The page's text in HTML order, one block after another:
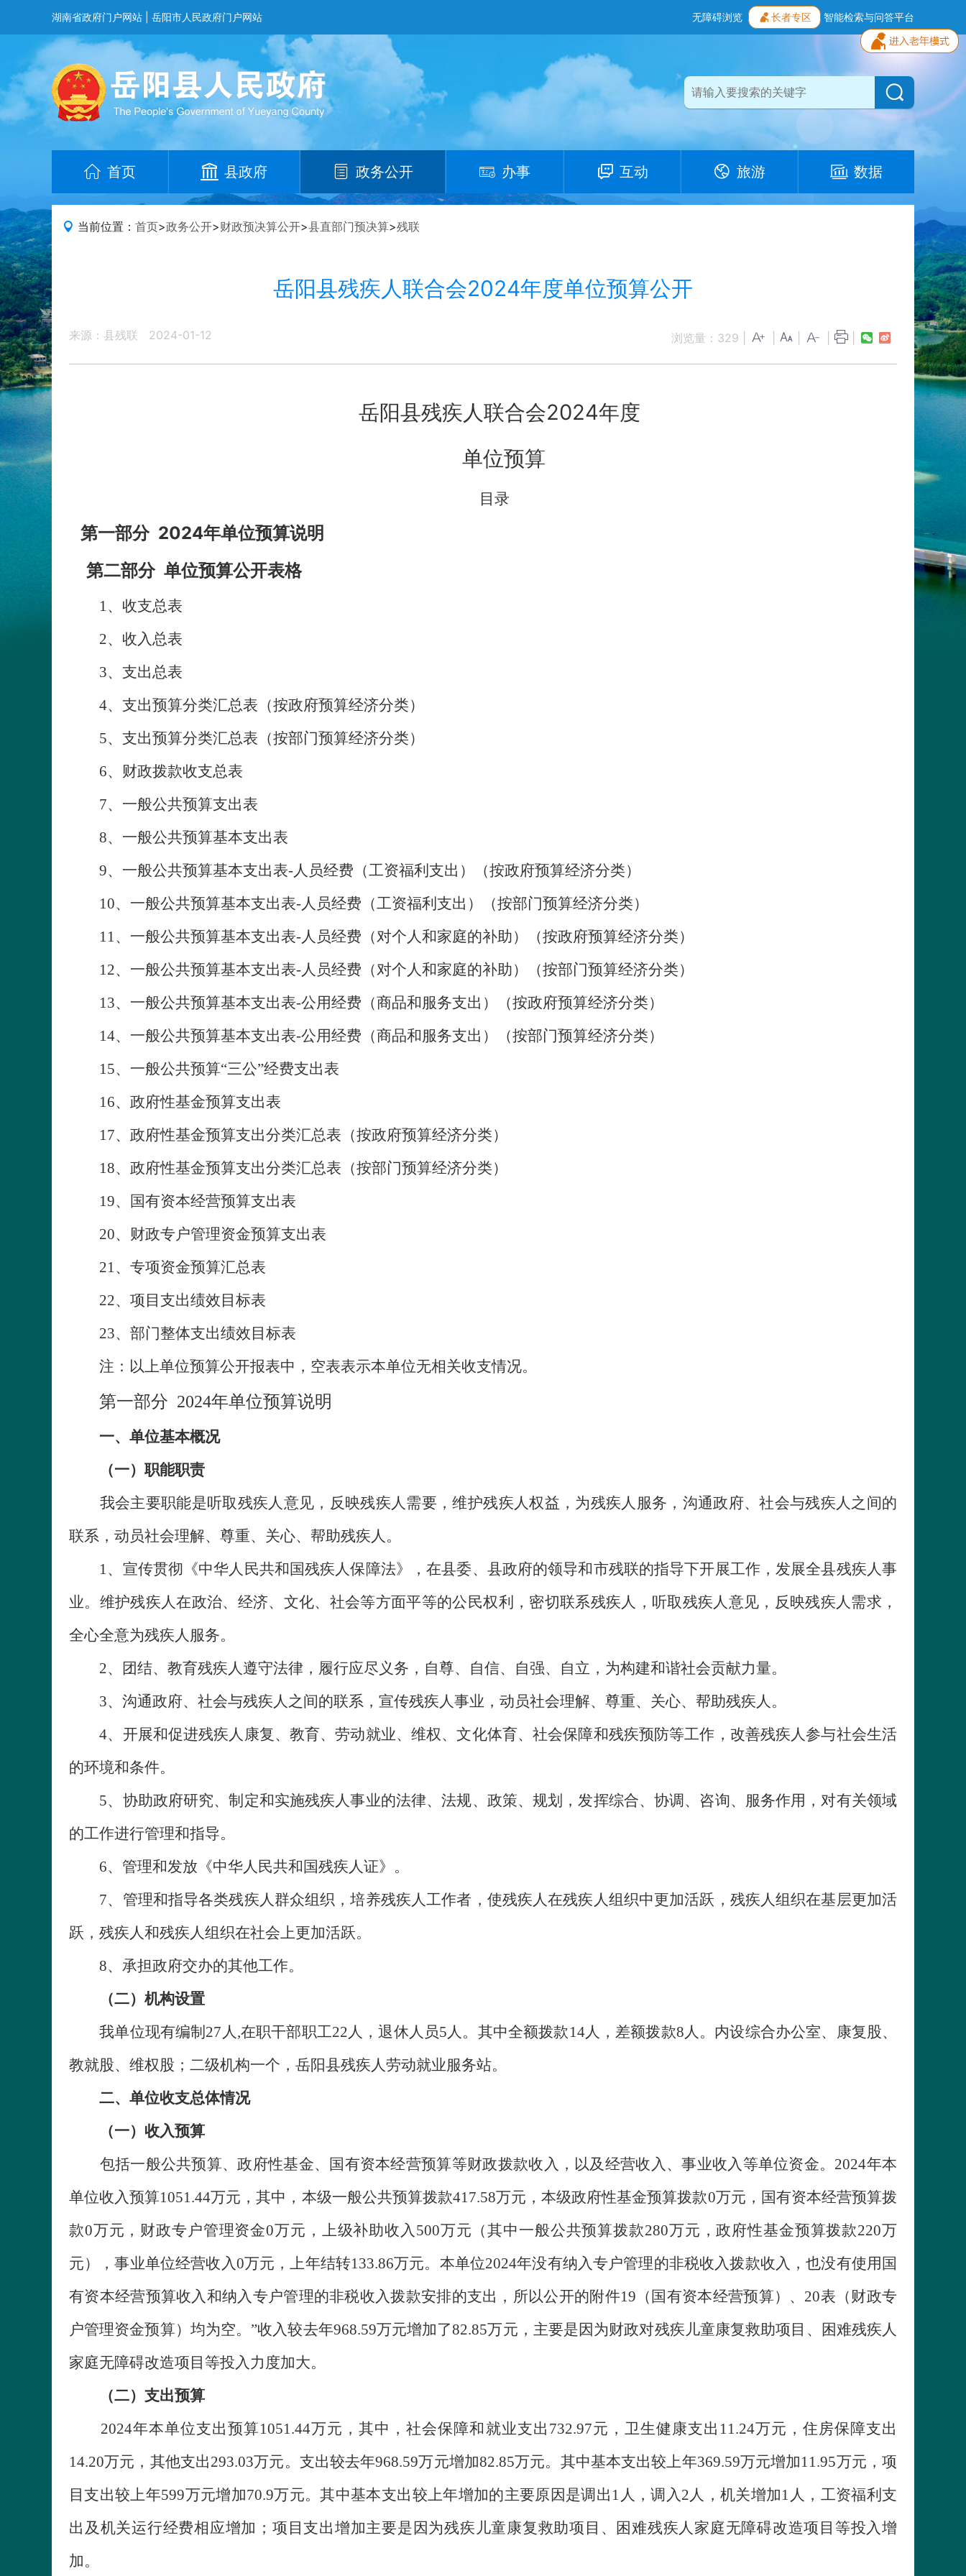
湖南省政府门户网站 岳阳市人民政府门户网站 无障碍浏览 长者专区 智能检索与问答平台
首页 县政府 政务公开 办事 互动 旅游 数据
当前位置： 首页>政务公开>财政预决算公开>县直部门预决算>残联
岳阳县残疾人联合会2024年度单位预算公开
来源：县残联 2024-01-12 浏览量： 329
岳阳县残疾人联合会2024年度
单位预算
目录
第一部分 2024年单位预算说明
第二部分 单位预算公开表格
1、收支总表
2、收入总表
3、支出总表
4、支出预算分类汇总表（按政府预算经济分类）
5、支出预算分类汇总表（按部门预算经济分类）
6、财政拨款收支总表
7、一般公共预算支出表
8、一般公共预算基本支出表
9、一般公共预算基本支出表-人员经费（工资福利支出）（按政府预算经济分类）
10、一般公共预算基本支出表-人员经费（工资福利支出）（按部门预算经济分类）
11、一般公共预算基本支出表-人员经费（对个人和家庭的补助）（按政府预算经济分类）
12、一般公共预算基本支出表-人员经费（对个人和家庭的补助）（按部门预算经济分类）
13、一般公共预算基本支出表-公用经费（商品和服务支出）（按政府预算经济分类）
14、一般公共预算基本支出表-公用经费（商品和服务支出）（按部门预算经济分类）
15、一般公共预算“三公”经费支出表
16、政府性基金预算支出表
17、政府性基金预算支出分类汇总表（按政府预算经济分类）
18、政府性基金预算支出分类汇总表（按部门预算经济分类）
19、国有资本经营预算支出表
20、财政专户管理资金预算支出表
21、专项资金预算汇总表
22、项目支出绩效目标表
23、部门整体支出绩效目标表
注：以上单位预算公开报表中，空表表示本单位无相关收支情况。
第一部分 2024年单位预算说明
一、单位基本概况
（一）职能职责
我会主要职能是听取残疾人意见，反映残疾人需要，维护残疾人权益，为残疾人服务，沟通政府、社会与残疾人之间的
联系，动员社会理解、尊重、关心、帮助残疾人。
1、宣传贯彻《中华人民共和国残疾人保障法》，在县委、县政府的领导和市残联的指导下开展工作，发展全县残疾人事
业。维护残疾人在政治、经济、文化、社会等方面平等的公民权利，密切联系残疾人，听取残疾人意见，反映残疾人需求，
全心全意为残疾人服务。
2、团结、教育残疾人遵守法律，履行应尽义务，自尊、自信、自强、自立，为构建和谐社会贡献力量。
3、沟通政府、社会与残疾人之间的联系，宣传残疾人事业，动员社会理解、尊重、关心、帮助残疾人。
4、开展和促进残疾人康复、教育、劳动就业、维权、文化体育、社会保障和残疾预防等工作，改善残疾人参与社会生活
的环境和条件。
5、协助政府研究、制定和实施残疾人事业的法律、法规、政策、规划，发挥综合、协调、咨询、服务作用，对有关领域
的工作进行管理和指导。
6、管理和发放《中华人民共和国残疾人证》。
7、管理和指导各类残疾人群众组织，培养残疾人工作者，使残疾人在残疾人组织中更加活跃，残疾人组织在基层更加活
跃，残疾人和残疾人组织在社会上更加活跃。
8、承担政府交办的其他工作。
（二）机构设置
我单位现有编制27人,在职干部职工22人，退休人员5人。其中全额拨款14人，差额拨款8人。内设综合办公室、康复股、
教就股、维权股；二级机构一个，岳阳县残疾人劳动就业服务站。
二、单位收支总体情况
（一）收入预算
包括一般公共预算、政府性基金、国有资本经营预算等财政拨款收入，以及经营收入、事业收入等单位资金。2024年本
单位收入预算1051.44万元，其中，本级一般公共预算拨款417.58万元，本级政府性基金预算拨款0万元，国有资本经营预算拨
款0万元，财政专户管理资金0万元，上级补助收入500万元（其中一般公共预算拨款280万元，政府性基金预算拨款220万
元），事业单位经营收入0万元，上年结转133.86万元。本单位2024年没有纳入专户管理的非税收入拨款收入，也没有使用国
有资本经营预算收入和纳入专户管理的非税收入拨款安排的支出，所以公开的附件19（国有资本经营预算）、20表（财政专
户管理资金预算）均为空。”收入较去年968.59万元增加了82.85万元，主要是因为财政对残疾儿童康复救助项目、困难残疾人
家庭无障碍改造项目等投入力度加大。
（二）支出预算
2024年本单位支出预算1051.44万元，其中，社会保障和就业支出732.97元，卫生健康支出11.24万元，住房保障支出
14.20万元，其他支出293.03万元。支出较去年968.59万元增加82.85万元。其中基本支出较上年369.59万元增加11.95万元，项
目支出较上年599万元增加70.9万元。其中基本支出较上年增加的主要原因是调出1人，调入2人，机关增加1人，工资福利支
出及机关运行经费相应增加；项目支出增加主要是因为残疾儿童康复救助项目、困难残疾人家庭无障碍改造项目等投入增
加。